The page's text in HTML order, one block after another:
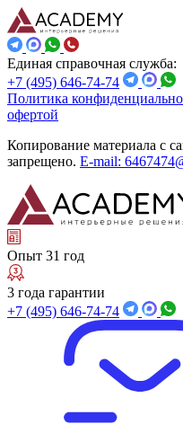
Единая справочная служба:
+7 (495) 646-74-74
Политика
офертой
Копирование материала с
запрещено. E-mail:
Опыт 31 год
3 года гарантии
+7 (495) 646-74-74